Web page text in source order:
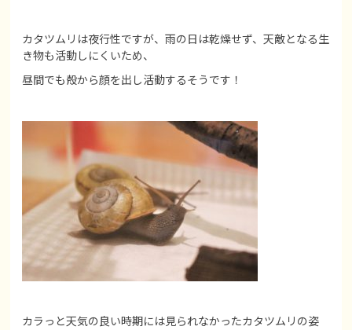
カタツムリは夜行性ですが、雨の日は乾燥せず、天敵となる生
き物も活動しにくいため、
昼間でも殻から顔を出し活動するそうです！
カラっと天気の良い時期には見られなかったカタツムリの姿